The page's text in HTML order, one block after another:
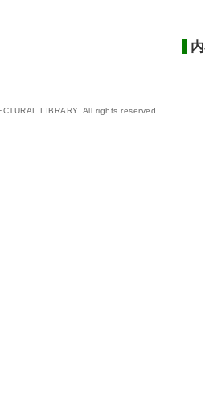
LIBRARY. All rights reserved.